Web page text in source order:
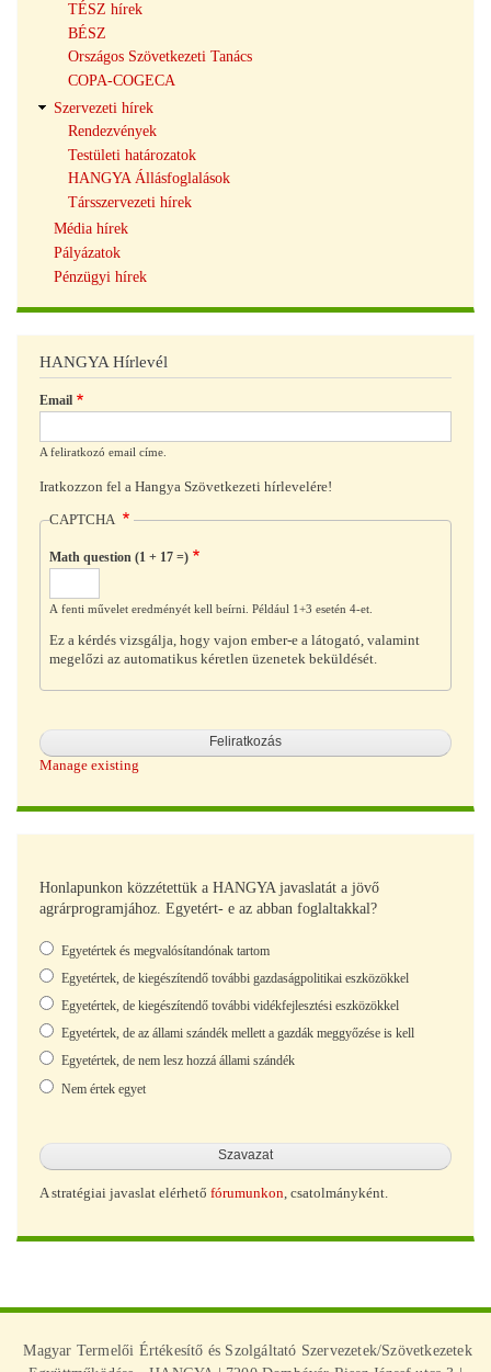
TÉSZ hírek
BÉSZ
Országos Szövetkezeti Tanács
COPA-COGECA
Szervezeti hírek
Rendezvények
Testületi határozatok
HANGYA Állásfoglalások
Társszervezeti hírek
Média hírek
Pályázatok
Pénzügyi hírek
HANGYA Hírlevél
Email
A feliratkozó email címe.
Iratkozzon fel a Hangya Szövetkezeti hírlevelére!
CAPTCHA
Math question (1 + 17 =)
A fenti művelet eredményét kell beírni. Például 1+3 esetén 4-et.
Ez a kérdés vizsgálja, hogy vajon ember-e a látogató, valamint
megelőzi az automatikus kéretlen üzenetek beküldését.
Manage existing
Honlapunkon közzétettük a HANGYA javaslatát a jövő
agrárprogramjához. Egyetért- e az abban foglaltakkal?
Választások
Egyetértek és megvalósítandónak tartom
Egyetértek, de kiegészítendő további gazdaságpolitikai eszközökkel
Egyetértek, de kiegészítendő további vidékfejlesztési eszközökkel
Egyetértek, de az állami szándék mellett a gazdák meggyőzése is kell
Egyetértek, de nem lesz hozzá állami szándék
Nem értek egyet
A stratégiai javaslat elérhető fórumunkon, csatolmányként.
Magyar Termelői Értékesítő és Szolgáltató Szervezetek/Szövetkezetek